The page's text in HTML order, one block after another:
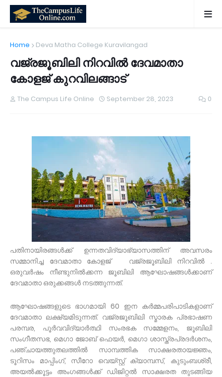
Home Deva Matha College Kuravilangad
വജ്രജൂബിലി നിറവിൽ ദേവമാതാ
കോളജ് കുറവിലങ്ങാട്
The Campus Life Online September 28, 2023 0
പതിനായിരങ്ങൾക്ക് ഉന്നതവിദ്യാഭ്യാസത്തിന് അവസരം
സമ്മാനിച്ച ദേവമാതാ കോളജ് വജ്രജൂബിലി നിറവിൽ .
ഒരുവർഷം നീണ്ടുനിൽക്കന്ന ജൂബിലി ആഘോഷങ്ങൾക്കാണ്
ദേവമാതാ ഒരുക്കങ്ങൾ നടത്തുന്നത്.
ആഘോഷങ്ങളുടെ ഭാഗമായി 60 ഇന കർമ്മപരിപാടികളാണ്
ദേവമാതാ ലക്ഷ്യമിടുന്നത്. വജ്രജൂബിലി സ്മാരക പ്രഭാഷണ
പരമ്പര, പൂർവവിദ്യാർത്ഥി സംരഭക സമ്മേളനം, ജൂബിലി
സംഗീതസഭ, മെഗാ ജോബ് ഫെയർ, മെഗാ ശാസ്ത്രപ്രദർശനം,
പഞ്ചായത്തുതലത്തിൽ സാമ്പത്തിക സാക്ഷരതായജ്ഞം,
ടൂറിസം മാപ്പിംഗ്, സീറോ വെയ്‌സ്റ്റ് ക്യാമ്പസ്, കുടുംബശ്രീ,
അയൽക്കൂട്ടം അംഗങ്ങൾക്ക് ഡിജിറ്റൽ സാക്ഷരത തുടങ്ങിയ